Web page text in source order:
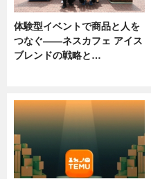
体験型イベントで商品と人を
つなぐ――ネスカフェ アイス
ブレンドの戦略と…